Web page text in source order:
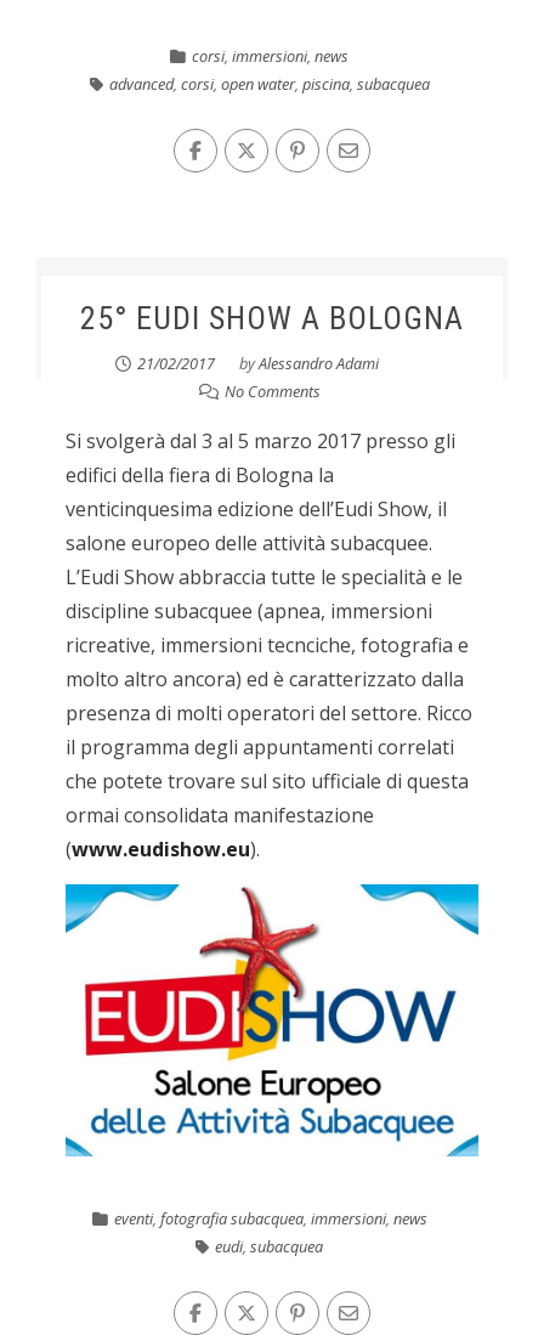
corsi,immersioni,news
advanced, corsi, open water, piscina, subacquea
25° EUDI SHOW A BOLOGNA
21/02/2017 byAlessandro Adami
No Comments
Si svolgerà dal 3 al 5 marzo 2017 presso gli
edifici della fiera di Bologna la
venticinquesima edizione dell’Eudi Show, il
salone europeo delle attività subacquee.
L’Eudi Show abbraccia tutte le specialità e le
discipline subacquee (apnea, immersioni
ricreative, immersioni tecnciche, fotografia e
molto altro ancora) ed è caratterizzato dalla
presenza di molti operatori del settore. Ricco
il programma degli appuntamenti correlati
che potete trovare sul sito ufficiale di questa
ormai consolidata manifestazione
(www.eudishow.eu).
eventi, fotografia subacquea, immersioni, news
eudi,subacquea